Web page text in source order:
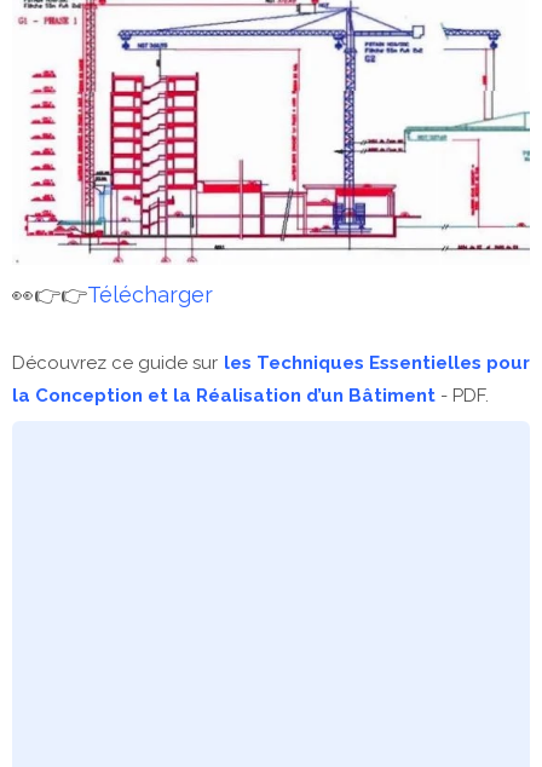
👀👉👉Télécharger
Découvrez ce guide sur les Techniques Essentielles pour
la Conception et la Réalisation d’un Bâtiment - PDF.